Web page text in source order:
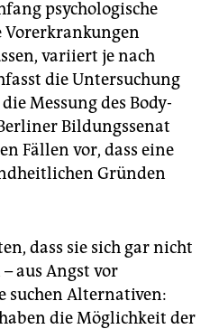
psychologische
Vorerkrankungen
variiert je nach
die Untersuchung
Messung des Body-
Bildungssenat
Fällen vor, dass eine
Gründen
dass sie sich gar nicht
aus Angst vor
suchen Alternativen:
die Möglichkeit der